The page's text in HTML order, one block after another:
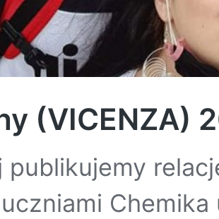
(VICENZA)
publikujemy